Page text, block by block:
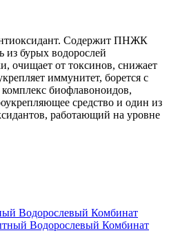
Содержит ПНЖК
из бурых водорослей
очищает от токсинов, снижает
иммунитет, борется с
биофлавоноидов,
средство и один из
работающий на уровне
Водорослевый Комбинат